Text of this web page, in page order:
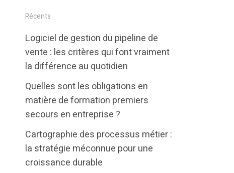
i
t
t
e
b
o
k
e
d
i
n
Récents
Logiciel de gestion du pipeline de
vente : les critères qui font vraiment
la différence au quotidien
Quelles sont les obligations en
matière de formation premiers
secours en entreprise ?
Cartographie des processus métier :
la stratégie méconnue pour une
croissance durable